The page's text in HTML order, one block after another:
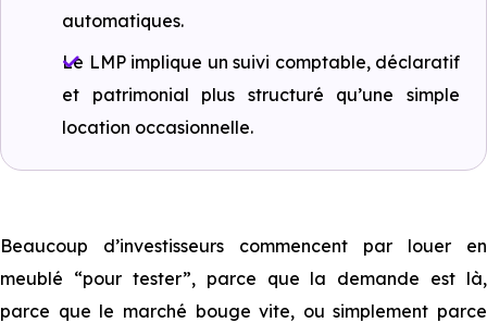
automatiques.
Le LMP implique un suivi comptable, déclaratif
et patrimonial plus structuré qu’une simple
location occasionnelle.
Beaucoup d’investisseurs commencent par louer en
meublé “pour tester”, parce que la demande est là,
parce que le marché bouge vite, ou simplement parce